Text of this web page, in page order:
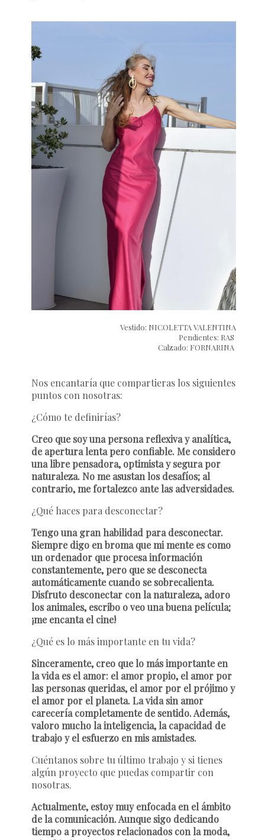
Vestido: NICOLETTA VALENTINA
Pendientes: RAS
Calzado: FORNARINA
Nos encantaría que compartieras los siguientes
puntos con nosotras:
¿Cómo te definirías?
Creo que soy una persona reflexiva y analítica,
de apertura lenta pero confiable. Me considero
una libre pensadora, optimista y segura por
naturaleza. No me asustan los desafíos; al
contrario, me fortalezco ante las adversidades.
¿Qué haces para desconectar?
Tengo una gran habilidad para desconectar.
Siempre digo en broma que mi mente es como
un ordenador que procesa información
constantemente, pero que se desconecta
automáticamente cuando se sobrecalienta.
Disfruto desconectar con la naturaleza, adoro
los animales, escribo o veo una buena película;
¡me encanta el cine!
¿Qué es lo más importante en tu vida?
Sinceramente, creo que lo más importante en
la vida es el amor: el amor propio, el amor por
las personas queridas, el amor por el prójimo y
el amor por el planeta. La vida sin amor
carecería completamente de sentido. Además,
valoro mucho la inteligencia, la capacidad de
trabajo y el esfuerzo en mis amistades.
Cuéntanos sobre tu último trabajo y si tienes
algún proyecto que puedas compartir con
nosotras.
Actualmente, estoy muy enfocada en el ámbito
de la comunicación. Aunque sigo dedicando
tiempo a proyectos relacionados con la moda,